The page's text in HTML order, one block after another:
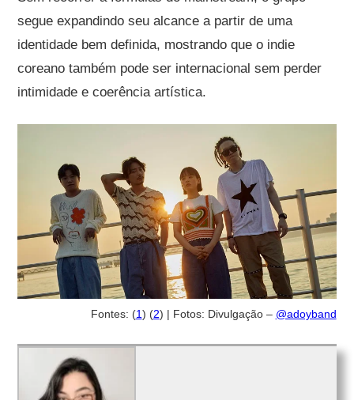
segue expandindo seu alcance a partir de uma
identidade bem definida, mostrando que o indie
coreano também pode ser internacional sem perder
intimidade e coerência artística.
Fontes: (1) (2) | Fotos: Divulgação – @adoyband